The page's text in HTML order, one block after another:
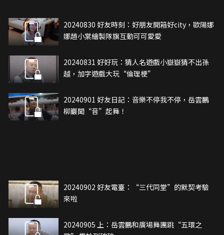
20240830 好友時刻：好朋友開箱好city，歐陽娜
娜趙小棠繪製隊旗互動可可愛愛
20240831 好好玩：猜人名遊戲小嶽嶽猜不出孫
越，加字遊戲大玩“倫理梗”
20240901 好友日記：音樂不停我不停，岳雲鵬
柳巖聞“音”起舞！
20240902 好友電臺：“三代同堂”的默契考驗
來啦
20240905 上：岳雲鵬和廣場舞團跳“五環之